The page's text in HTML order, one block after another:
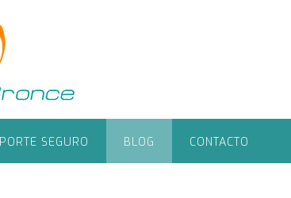
SEGURO BLOG CONTACTO